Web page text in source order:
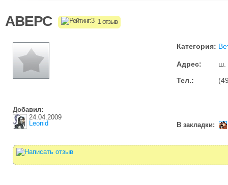
АВЕРС 1 отзыв
Категория:
Адрес:
ш.
Тел.:
Добавил:
24.04.2009
Leonid
В закладки: